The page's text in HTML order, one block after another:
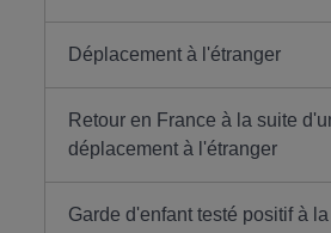
Déplacement à l'étranger
Retour en France à la suite
déplacement à l'étranger
Garde d'enfant testé positif à